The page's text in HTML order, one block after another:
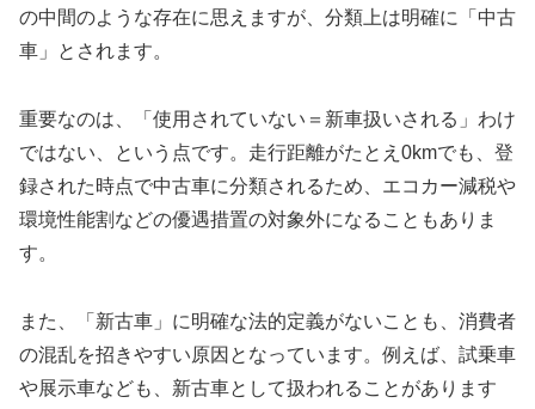
の中間のような存在に思えますが、分類上は明確に「中古
車」とされます。
重要なのは、「使用されていない＝新車扱いされる」わけ
ではない、という点です。走行距離がたとえ0kmでも、登
録された時点で中古車に分類されるため、エコカー減税や
環境性能割などの優遇措置の対象外になることもありま
す。
また、「新古車」に明確な法的定義がないことも、消費者
の混乱を招きやすい原因となっています。例えば、試乗車
や展示車なども、新古車として扱われることがあります